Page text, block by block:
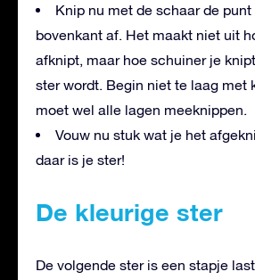
Knip nu met de schaar de punt
bovenkant af. Het maakt niet uit
afknipt, maar hoe schuiner je
ster wordt. Begin niet te laag met
moet wel alle lagen meeknippen.
Vouw nu stuk wat je het
daar is je ster!
De kleurige ster
De volgende ster is een stapje